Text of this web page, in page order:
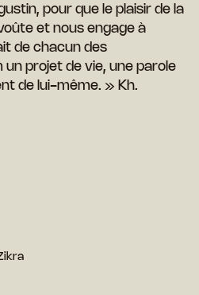
pour que le plaisir de la
et nous engage à
de chacun des
projet de vie, une parole
de lui-même. » Kh.